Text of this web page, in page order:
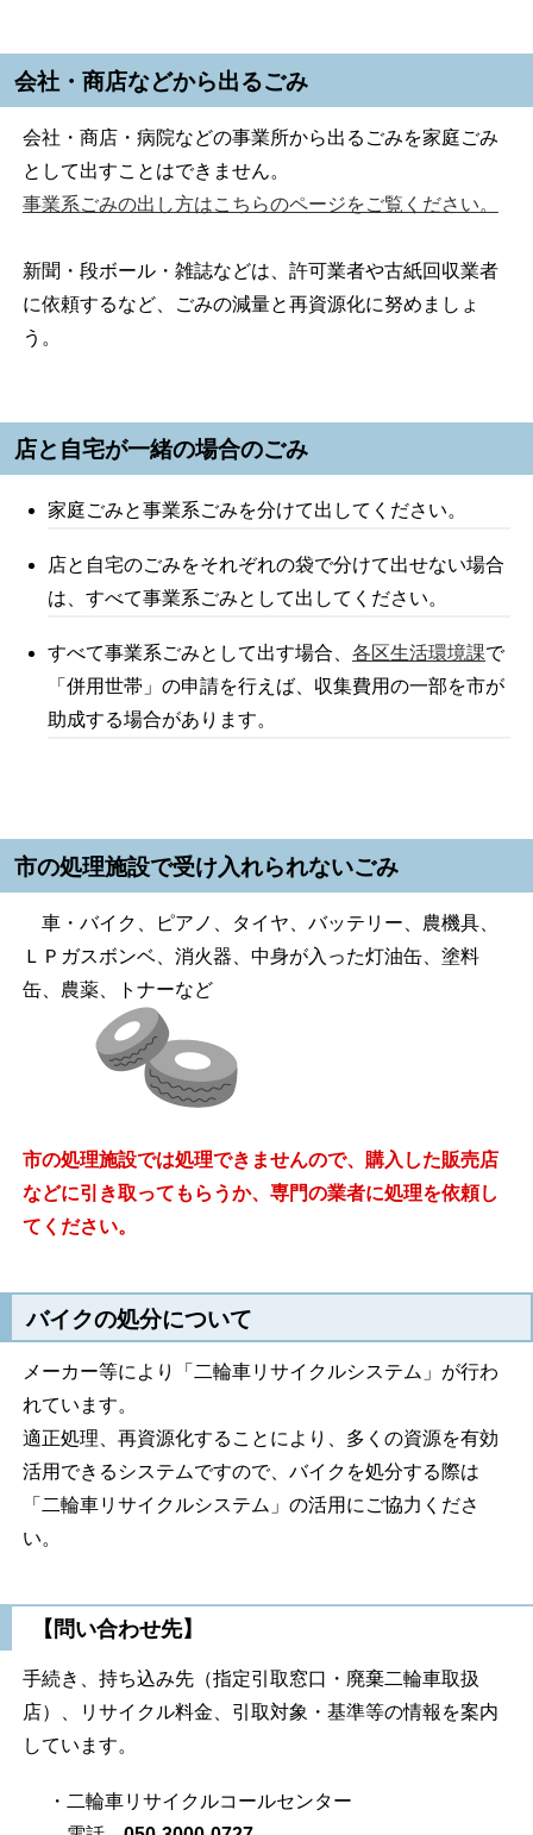
会社・商店などから出るごみ
会社・商店・病院などの事業所から出るごみを家庭ごみ
として出すことはできません。
事業系ごみの出し方はこちらのページをご覧ください。
新聞・段ボール・雑誌などは、許可業者や古紙回収業者
に依頼するなど、ごみの減量と再資源化に努めましょ
う。
店と自宅が一緒の場合のごみ
家庭ごみと事業系ごみを分けて出してください。
店と自宅のごみをそれぞれの袋で分けて出せない場合
は、すべて事業系ごみとして出してください。
すべて事業系ごみとして出す場合、 各区生活環境課で
「併用世帯」の申請を行えば、収集費用の一部を市が
助成する場合があります。
市の処理施設で受け入れられないごみ
車・バイク、ピアノ、タイヤ、バッテリー、農機具、
ＬＰガスボンベ、消火器、中身が入った灯油缶、塗料
缶、農薬、トナーなど
市の処理施設では処理できませんので、購入した販売店
などに引き取ってもらうか、専門の業者に処理を依頼し
てください。
バイクの処分について
メーカー等により「二輪車リサイクルシステム」が行わ
れています。
適正処理、再資源化することにより、多くの資源を有効
活用できるシステムですので、バイクを処分する際は
「二輪車リサイクルシステム」の活用にご協力くださ
い。
【問い合わせ先】
手続き、持ち込み先（指定引取窓口・廃棄二輪車取扱
店）、リサイクル料金、引取対象・基準等の情報を案内
しています。
・二輪車リサイクルコールセンター